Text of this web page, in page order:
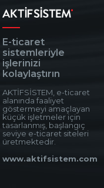
E-ticaret
sistemleriyle
işlerinizi
kolaylaştırın
AKTİFSİSTEM, e-ticaret
alanında faaliyet
göstermeyi amaçlayan
küçük işletmeler için
tasarlanmış, başlangıç
seviye e-ticaret siteleri
üretmektedir.
www.aktifsistem.com